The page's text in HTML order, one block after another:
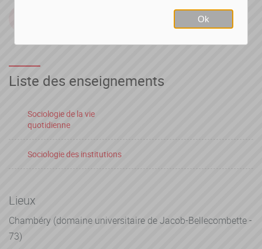
Liste des enseignements
Sociologie de la vie
quotidienne
Sociologie des institutions
Lieux
Chambéry (domaine universitaire de Jacob-Bellecombette -
73)
Ok